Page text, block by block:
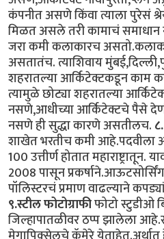
कंपनीत असणे किंवा त्याला पुरेसं
मिळत असले तरी कामाचं
जरा कमी कलाकारच
असतातंच. त्याशिवाय
शहरातल्या आर्किटेक्टकडून काम
त्यामुळे छोट्या शहरातल्या
नसणे,आधीच्या आर्किटेक्टचे पैसे
नसणे ही सुद्धा कारणे असतीलच.
शाखेत भरतीच कमी आहे.पदवीला
100 उत्तीर्ण होतात महाराष्ट्रातून.
2008 पासून
पॉलिस्टरचं प्रमाण वाढल्याने
९.स्टील फोटोग्राफीफोटो स्टुडीओ
जिल्हापातळीवर ठप्प झालेला